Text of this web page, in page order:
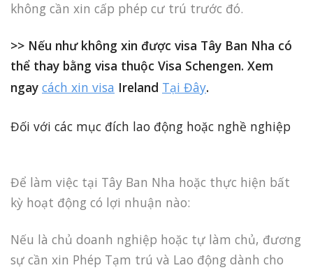
không cần xin cấp phép cư trú trước đó.
>> Nếu như không xin được visa Tây Ban Nha có
thể thay bằng visa thuộc Visa Schengen. Xem
ngay cách xin visa Ireland Tại Đây.
Đối với các mục đích lao động hoặc nghề nghiệp
Để làm việc tại Tây Ban Nha hoặc thực hiện bất
kỳ hoạt động có lợi nhuận nào:
Nếu là chủ doanh nghiệp hoặc tự làm chủ, đương
sự cần xin Phép Tạm trú và Lao động dành cho